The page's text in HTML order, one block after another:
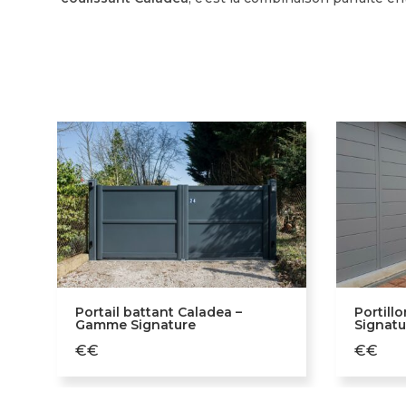
Portail battant Caladea –
Gamme Signature
€€ €€